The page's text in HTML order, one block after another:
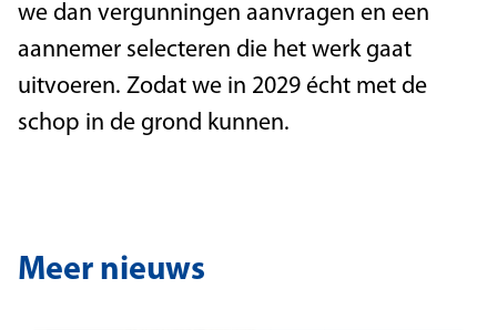
we dan vergunningen aanvragen en een
aannemer selecteren die het werk gaat
uitvoeren. Zodat we in 2029 écht met de
schop in de grond kunnen.
Meer nieuws